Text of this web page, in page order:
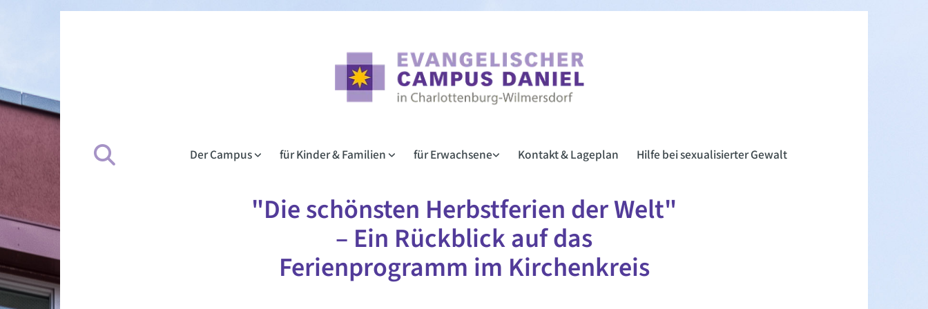
Der Campus für Kinder & Familien für Erwachsene Kontakt & Lageplan Hilfe bei sexualisierter Gewalt
"Die schönsten Herbstferien der Welt"
– Ein Rückblick auf das
Ferienprogramm im Kirchenkreis